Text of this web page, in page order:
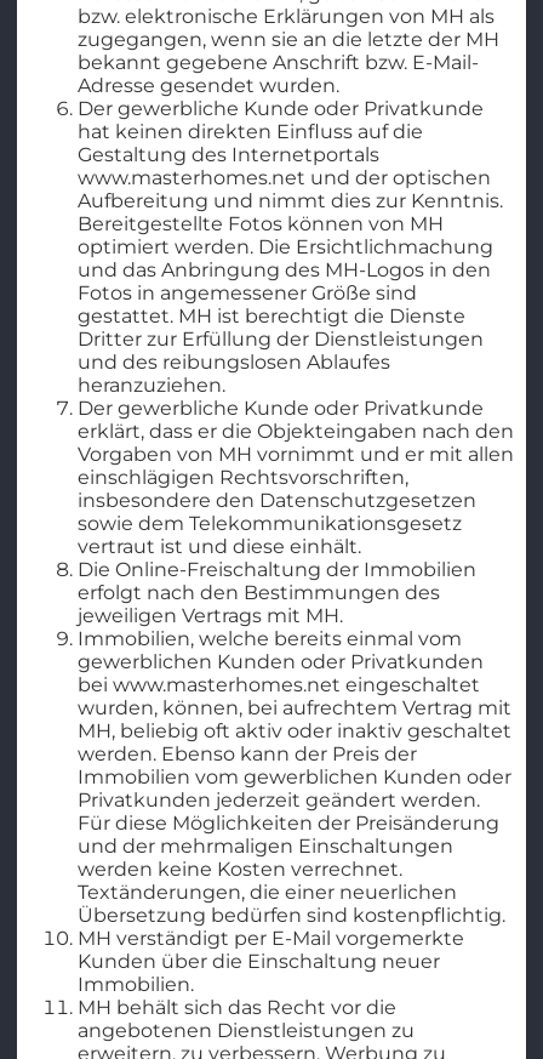
bzw. elektronische Erklärungen von MH als
zugegangen, wenn sie an die letzte der MH
bekannt gegebene Anschrift bzw. E-Mail-
Adresse gesendet wurden.
Der gewerbliche Kunde oder Privatkunde
hat keinen direkten Einfluss auf die
Gestaltung des Internetportals
www.masterhomes.net und der optischen
Aufbereitung und nimmt dies zur Kenntnis.
Bereitgestellte Fotos können von MH
optimiert werden. Die Ersichtlichmachung
und das Anbringung des MH-Logos in den
Fotos in angemessener Größe sind
gestattet. MH ist berechtigt die Dienste
Dritter zur Erfüllung der Dienstleistungen
und des reibungslosen Ablaufes
heranzuziehen.
Der gewerbliche Kunde oder Privatkunde
erklärt, dass er die Objekteingaben nach den
Vorgaben von MH vornimmt und er mit allen
einschlägigen Rechtsvorschriften,
insbesondere den Datenschutzgesetzen
sowie dem Telekommunikationsgesetz
vertraut ist und diese einhält.
Die Online-Freischaltung der Immobilien
erfolgt nach den Bestimmungen des
jeweiligen Vertrags mit MH.
Immobilien, welche bereits einmal vom
gewerblichen Kunden oder Privatkunden
bei www.masterhomes.net eingeschaltet
wurden, können, bei aufrechtem Vertrag mit
MH, beliebig oft aktiv oder inaktiv geschaltet
werden. Ebenso kann der Preis der
Immobilien vom gewerblichen Kunden oder
Privatkunden jederzeit geändert werden.
Für diese Möglichkeiten der Preisänderung
und der mehrmaligen Einschaltungen
werden keine Kosten verrechnet.
Textänderungen, die einer neuerlichen
Übersetzung bedürfen sind kostenpflichtig.
MH verständigt per E-Mail vorgemerkte
Kunden über die Einschaltung neuer
Immobilien.
MH behält sich das Recht vor die
angebotenen Dienstleistungen zu
erweitern, zu verbessern, Werbung zu